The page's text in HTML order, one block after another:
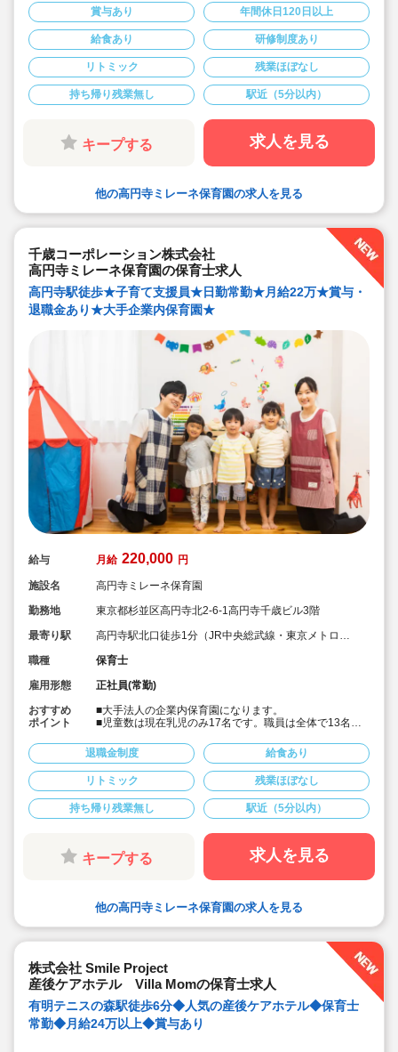
法人がゆえの手厚い配置が特徴です
・高円寺北口徒歩1分。大変通勤便利です
・残業は原則なし。持ち帰り仕事もありません！
・園内は大変落ち着いている園になります。
・大掛かりな行事はございません。
・日常の保育を大切にして子供にしっかり向き合えま
す。
・配置に余裕もあり優しい保育士さんが多いです。
・人員を余剰に配置しております。休暇も取得しやすい
・複数担任制で本当に手厚い保育ができる環境です。
・土日祝日です！
・職員にも美味しい手作り給食があります！
・今回は3ケ月以上の期間限定（更新あり）で勤務できる
賞与あり 年間休日120日以上
給食あり 研修制度あり
リトミック 残業ほぼなし
持ち帰り残業無し 駅近（5分以内）
キープする 求人を見る
他の高円寺ミレーネ保育園の求人を見る
千歳コーポレーション株式会社
高円寺ミレーネ保育園の保育士求人
高円寺駅徒歩★子育て支援員★日勤常勤★月給22万★賞与・
退職金あり★大手企業内保育園★
給与 月給 220,000 円
施設名
高円寺ミレーネ保育園
勤務地
東京都杉並区高円寺北2-6-1高円寺千歳ビル3階
最寄り駅
高円寺駅北口徒歩1分（JR中央総武線・東京メトロ東
職種
保育士
雇用形態
正社員(常勤)
おすすめ
ポイント
■大手法人の企業内保育園になります。
■児童数は現在乳児のみ17名です。職員は全体で13名お
■JR線・東京メトロ東西線「高円寺」駅徒歩1分と通勤も
便利です。
■時給1,600円の高時給求人
■保育士さんに人気の小規模保育園でひとりひとりとじっ
くり関わりたい方にお勧めの職場です。
■人間関係よく、穏やかで明るい園長の下、チームワーク
を大事に保育をしています。
■MUFG（三菱UFJ銀行・三菱UFJ信託銀行・三菱UFJ証
券ホールディングスなどを中核とする総合金融グルー
プ）の保育園として開園した小規模園です。
■美味しい職員給食の提供もあります
退職金制度 給食あり
リトミック 残業ほぼなし
持ち帰り残業無し 駅近（5分以内）
キープする 求人を見る
他の高円寺ミレーネ保育園の求人を見る
株式会社 Smile Project
産後ケアホテル Villa Momの保育士求人
有明テニスの森駅徒歩6分◆人気の産後ケアホテル◆保育士
常勤◆月給24万以上◆賞与あり